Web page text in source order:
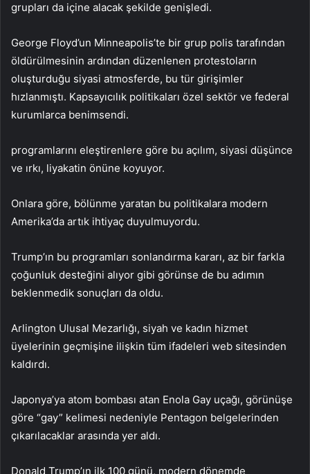
grupları da içine alacak şekilde genişledi.
George Floyd’un Minneapolis’te bir grup polis tarafından
öldürülmesinin ardından düzenlenen protestoların
oluşturduğu siyasi atmosferde, bu tür girişimler
hızlanmıştı. Kapsayıcılık politikaları özel sektör ve federal
kurumlarca benimsendi.
programlarını eleştirenlere göre bu açılım, siyasi düşünce
ve ırkı, liyakatin önüne koyuyor.
Onlara göre, bölünme yaratan bu politikalara modern
Amerika’da artık ihtiyaç duyulmuyordu.
Trump’ın bu programları sonlandırma kararı, az bir farkla
çoğunluk desteğini alıyor gibi görünse de bu adımın
beklenmedik sonuçları da oldu.
Arlington Ulusal Mezarlığı, siyah ve kadın hizmet
üyelerinin geçmişine ilişkin tüm ifadeleri web sitesinden
kaldırdı.
Japonya’ya atom bombası atan Enola Gay uçağı, görünüşe
göre “gay” kelimesi nedeniyle Pentagon belgelerinden
çıkarılacaklar arasında yer aldı.
Donald Trump’ın ilk 100 günü, modern dönemde